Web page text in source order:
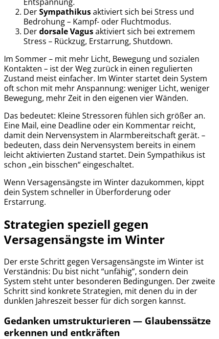
DerSympathikusaktiviert sich bei Stress und
Bedrohung – Kampf- oder Fluchtmodus.
Derdorsale Vagusaktiviert sich bei extremem
Stress – Rückzug, Erstarrung, Shutdown.
Im Sommer – mit mehr Licht, Bewegung und sozialen
Kontakten – ist der Weg zurück in einen regulierten
Zustand meist einfacher. Im Winter startet dein System
oft schon mit mehr Anspannung: weniger Licht, weniger
Bewegung, mehr Zeit in den eigenen vier Wänden.
Das bedeutet: Kleine Stressoren fühlen sich größer an.
Eine Mail, eine Deadline oder ein Kommentar reicht,
damit dein Nervensystem in Alarmbereitschaft gerät. –
bedeuten, dass dein Nervensystem bereits in einem
leicht aktivierten Zustand startet. Dein Sympathikus ist
schon „ein bisschen“ eingeschaltet.
Wenn Versagensängste im Winter dazukommen, kippt
dein System schneller in Überforderung oder
Erstarrung.
Strategien speziell gegen
Versagensängste im Winter
Der erste Schritt gegen Versagensängste im Winter ist
Verständnis: Du bist nicht “unfähig”, sondern dein
System steht unter besonderen Bedingungen. Der zweite
Schritt sind konkrete Strategien, mit denen du in der
dunklen Jahreszeit besser für dich sorgen kannst.
Gedanken umstrukturieren — Glaubenssätze
erkennen und entkräften